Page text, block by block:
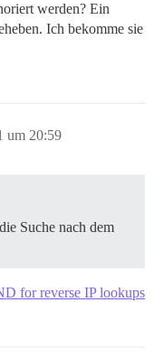
werden? Ein
Ich bekomme sie
um 20:59
Suche nach dem
for reverse IP lookups